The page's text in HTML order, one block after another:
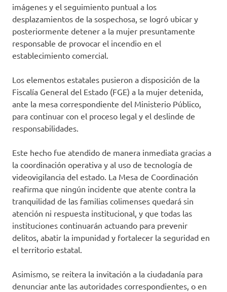
imágenes y el seguimiento puntual a los
desplazamientos de la sospechosa, se logró ubicar y
posteriormente detener a la mujer presuntamente
responsable de provocar el incendio en el
establecimiento comercial.
Los elementos estatales pusieron a disposición de la
Fiscalía General del Estado (FGE) a la mujer detenida,
ante la mesa correspondiente del Ministerio Público,
para continuar con el proceso legal y el deslinde de
responsabilidades.
Este hecho fue atendido de manera inmediata gracias a
la coordinación operativa y al uso de tecnología de
videovigilancia del estado. La Mesa de Coordinación
reafirma que ningún incidente que atente contra la
tranquilidad de las familias colimenses quedará sin
atención ni respuesta institucional, y que todas las
instituciones continuarán actuando para prevenir
delitos, abatir la impunidad y fortalecer la seguridad en
el territorio estatal.
Asimismo, se reitera la invitación a la ciudadanía para
denunciar ante las autoridades correspondientes, o en